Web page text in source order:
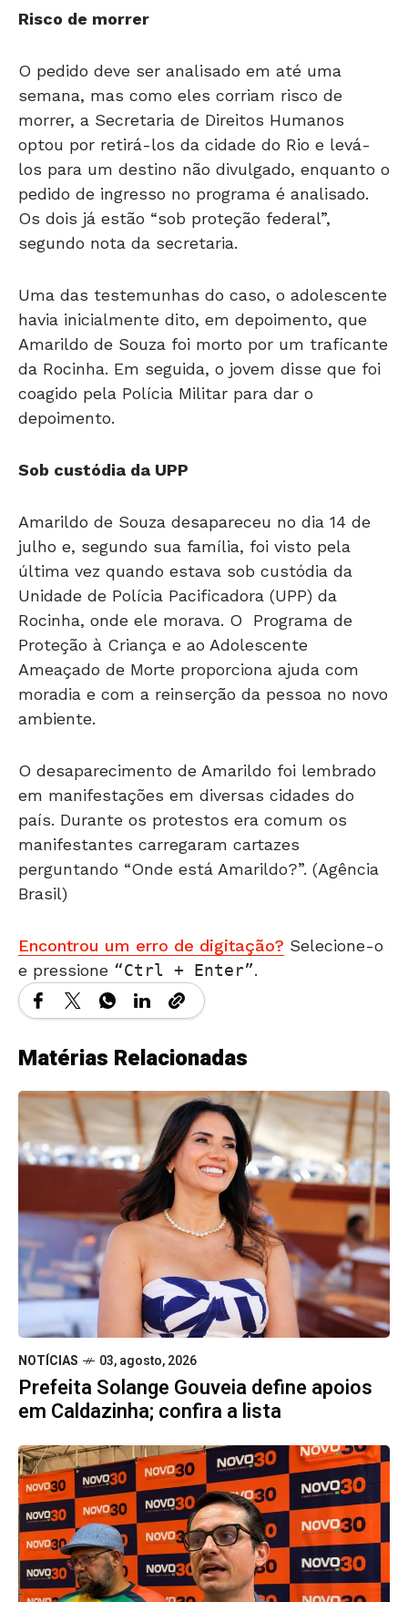
Risco de morrer
O pedido deve ser analisado em até uma
semana, mas como eles corriam risco de
morrer, a Secretaria de Direitos Humanos
optou por retirá-los da cidade do Rio e levá-
los para um destino não divulgado, enquanto o
pedido de ingresso no programa é analisado.
Os dois já estão “sob proteção federal”,
segundo nota da secretaria.
Uma das testemunhas do caso, o adolescente
havia inicialmente dito, em depoimento, que
Amarildo de Souza foi morto por um traficante
da Rocinha. Em seguida, o jovem disse que foi
coagido pela Polícia Militar para dar o
depoimento.
Sob custódia da UPP
Amarildo de Souza desapareceu no dia 14 de
julho e, segundo sua família, foi visto pela
última vez quando estava sob custódia da
Unidade de Polícia Pacificadora (UPP) da
Rocinha, onde ele morava. O Programa de
Proteção à Criança e ao Adolescente
Ameaçado de Morte proporciona ajuda com
moradia e com a reinserção da pessoa no novo
ambiente.
O desaparecimento de Amarildo foi lembrado
em manifestações em diversas cidades do
país. Durante os protestos era comum os
manifestantes carregaram cartazes
perguntando “Onde está Amarildo?”. (Agência
Brasil)
Encontrou um erro de digitação? Selecione-o
e pressione
Ctrl + Enter .
Matérias Relacionadas
NOTÍCIAS 03, agosto, 2026
Prefeita Solange Gouveia define apoios
em Caldazinha; confira a lista